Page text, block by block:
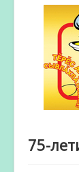
75-